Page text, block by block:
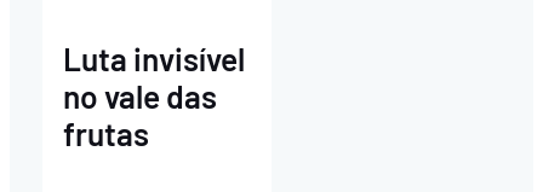
Luta invisível
no vale das
frutas